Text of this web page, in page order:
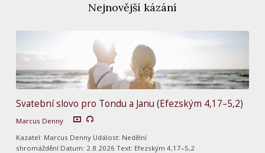
Nejnovější kázání
Svatební slovo pro Tondu a Janu (Efezským 4,17–5,2)
Marcus Denny
Kazatel: Marcus Denny Událost: Nedělní
shromáždění Datum: 2.8.2026 Text: Efezským 4,17–5,2